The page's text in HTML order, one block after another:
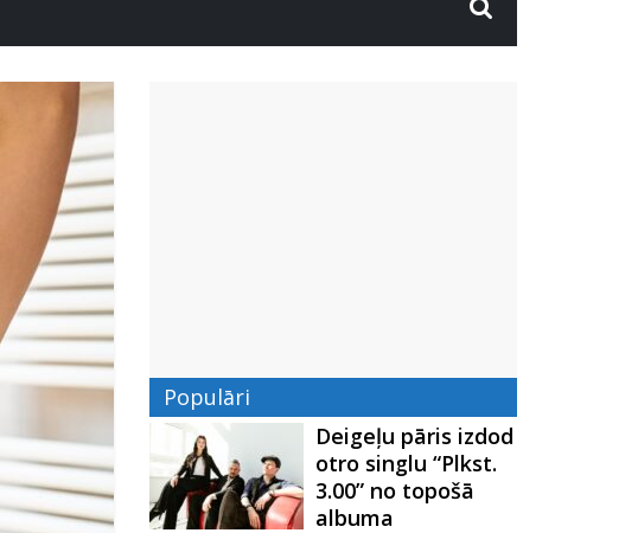
Populāri
Deigeļu pāris izdod
otro singlu “Plkst.
3.00” no topošā
albuma